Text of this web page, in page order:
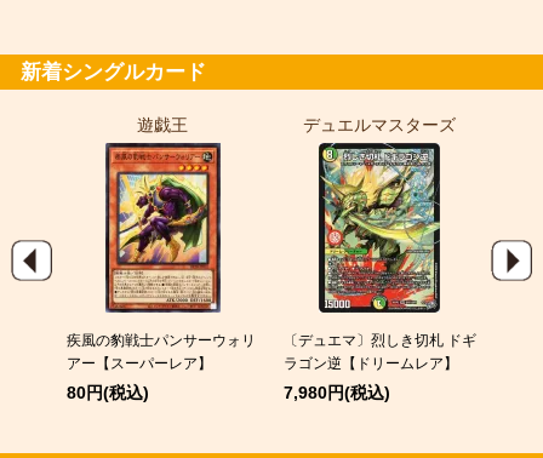
新着シングルカード
遊戯王
疾風の豹戦士パンサーウォリ
アー【スーパーレア】
80円(税込)
デュエルマスターズ
〔デュエマ〕烈しき切札 ドギ
ラゴン逆【ドリームレア】
7,980円(税込)